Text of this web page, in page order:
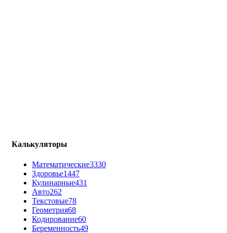
Калькуляторы
Математические3330
Здоровье1447
Кулинарные431
Авто262
Текстовые78
Геометрия68
Кодирование60
Беременность49